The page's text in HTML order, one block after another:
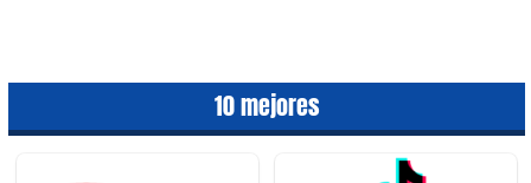
10 mejores